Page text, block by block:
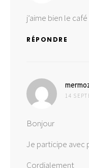
j’aime bien le
RÉPONDRE
14
Bonjour
Je participe avec
Cordialement